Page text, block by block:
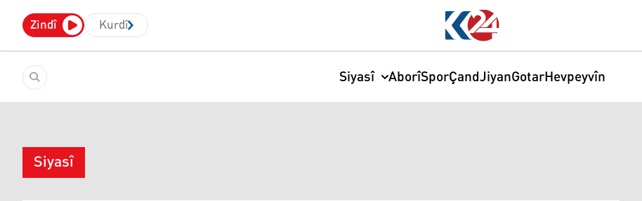
Zindî Kurdî
Siyasî AborîSporÇandJiyanGotarHevpeyvîn
Siyasî